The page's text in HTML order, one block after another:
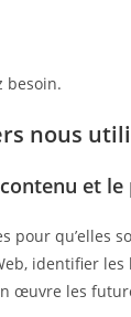
besoin.
nous
et
pour
identifier
les